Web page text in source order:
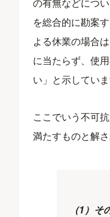
を総合的に勘案
よる休業の場合
に当たらず、使
い」と示していま
ここでいう不可
満たすものと解さ
（1）